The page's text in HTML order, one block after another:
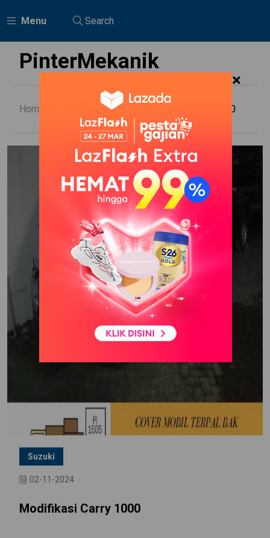
Menu Search
PinterMekanik
Home Suzuki Modifikasi Carry 1000
Suzuki
02-11-2024
Modifikasi Carry 1000
×